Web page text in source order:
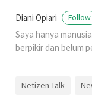
Diani Opiari Follow
Saya hanya
berpikir dan belum
Netizen Talk